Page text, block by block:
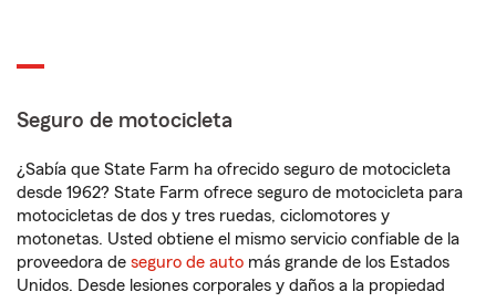
Seguro de motocicleta
¿Sabía que State Farm ha ofrecido seguro de motocicleta
desde 1962? State Farm ofrece seguro de motocicleta para
motocicletas de dos y tres ruedas, ciclomotores y
motonetas. Usted obtiene el mismo servicio confiable de la
proveedora de seguro de auto más grande de los Estados
Unidos. Desde lesiones corporales y daños a la propiedad